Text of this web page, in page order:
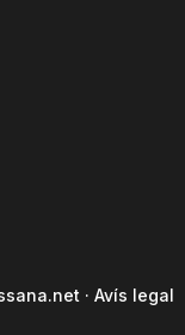
· Avís legal